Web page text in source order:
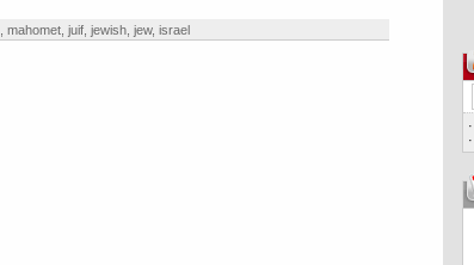
mahomet, juif, jewish, jew, israel
·
·